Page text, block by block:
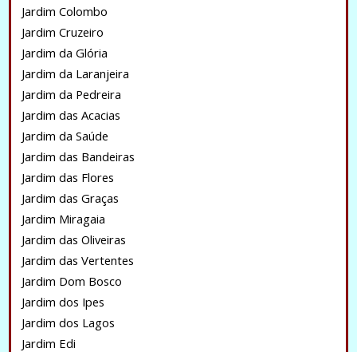
Jardim Colombo
Jardim Cruzeiro
Jardim da Glória
Jardim da Laranjeira
Jardim da Pedreira
Jardim das Acacias
Jardim da Saúde
Jardim das Bandeiras
Jardim das Flores
Jardim das Graças
Jardim Miragaia
Jardim das Oliveiras
Jardim das Vertentes
Jardim Dom Bosco
Jardim dos Ipes
Jardim dos Lagos
Jardim Edi